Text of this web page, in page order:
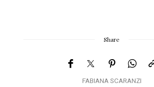
Share
FABIANA SCARANZI